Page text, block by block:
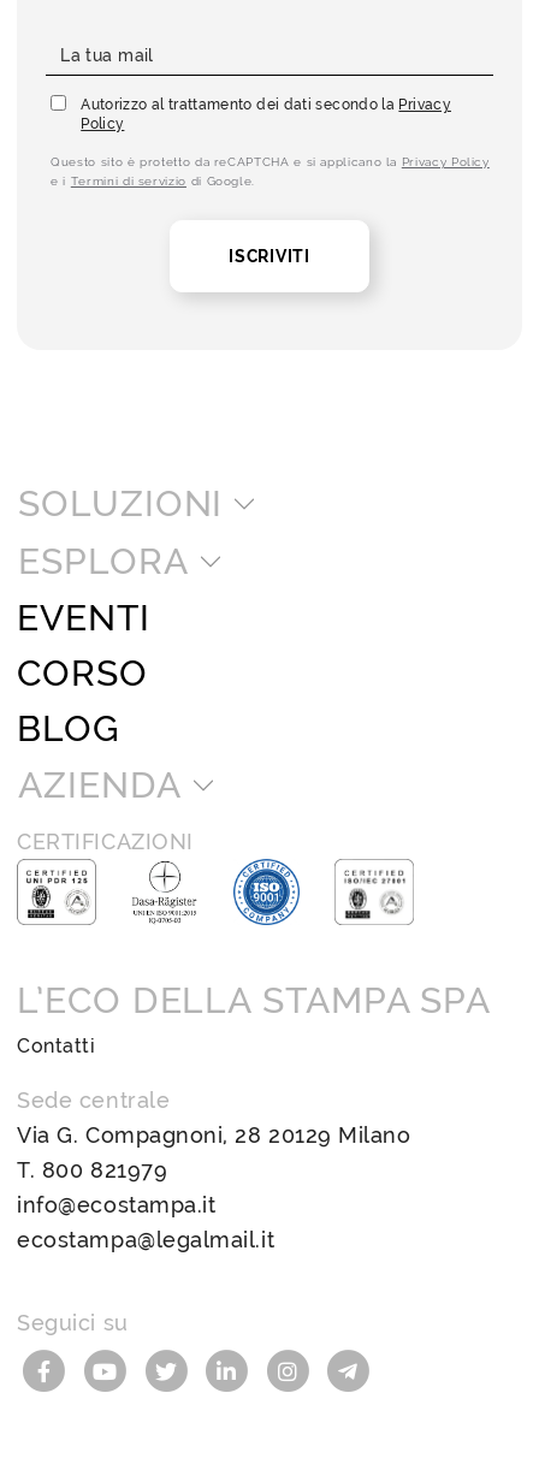
Autorizzo al trattamento dei dati secondo la Privacy
Policy
Questo sito è protetto da reCAPTCHA e si applicano la Privacy Policy
e i Termini di servizio di Google.
ISCRIVITI
SOLUZIONI
ESPLORA
EVENTI
CORSO
BLOG
AZIENDA
CERTIFICAZIONI
L’ECO DELLA STAMPA SPA
Contatti
Sede centrale
Via G. Compagnoni, 28 20129 Milano
T. 800 821979
info@ecostampa.it
ecostampa@legalmail.it
Seguici su